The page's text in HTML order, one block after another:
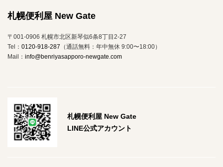
札幌便利屋 New Gate
〒001-0906 札幌市北区新琴似6条8丁目2-27
Tel： 0120-918-287 （通話無料：年中無休 9:00〜18:00）
Mail： info@benriyasapporo-newgate.com
札幌便利屋 New Gate
LINE公式アカウント